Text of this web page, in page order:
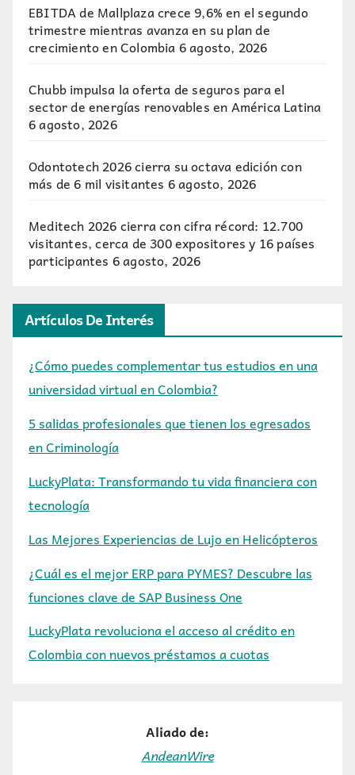
EBITDA de Mallplaza crece 9,6% en el segundo
trimestre mientras avanza en su plan de
crecimiento en Colombia6 agosto, 2026
Chubb impulsa la oferta de seguros para el
sector de energías renovables en América Latina
6 agosto, 2026
Odontotech 2026 cierra su octava edición con
más de 6 mil visitantes 6 agosto, 2026
Meditech 2026 cierra con cifra récord: 12.700
visitantes, cerca de 300 expositores y 16 países
participantes 6 agosto, 2026
Artículos De Interés
¿Cómo puedes complementar tus estudios en una
universidad virtual en Colombia?
5 salidas profesionales que tienen los egresados
en Criminología
LuckyPlata: Transformando tu vida financiera con
tecnología
Las Mejores Experiencias de Lujo en Helicópteros
¿Cuál es el mejor ERP para PYMES? Descubre las
funciones clave de SAP Business One
LuckyPlata revoluciona el acceso al crédito en
Colombia con nuevos préstamos a cuotas
Aliado de:
AndeanWire